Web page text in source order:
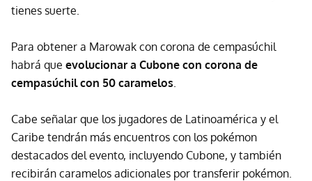
tienes suerte.
Para obtener a Marowak con corona de cempasúchil
habrá que evolucionar a Cubone con corona de
cempasúchil con 50 caramelos.
Cabe señalar que los jugadores de Latinoamérica y el
Caribe tendrán más encuentros con los pokémon
destacados del evento, incluyendo Cubone, y también
recibirán caramelos adicionales por transferir pokémon.